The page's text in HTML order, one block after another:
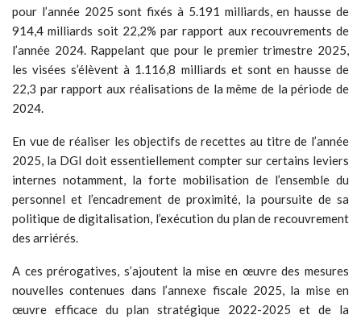
pour l’année 2025 sont fixés à 5.191 milliards, en hausse de
914,4 milliards soit 22,2% par rapport aux recouvrements de
l’année 2024. Rappelant que pour le premier trimestre 2025,
les visées s’élèvent à 1.116,8 milliards et sont en hausse de
22,3 par rapport aux réalisations de la même de la période de
2024.
En vue de réaliser les objectifs de recettes au titre de l’année
2025, la DGI doit essentiellement compter sur certains leviers
internes notamment, la forte mobilisation de l’ensemble du
personnel et l’encadrement de proximité, la poursuite de sa
politique de digitalisation, l’exécution du plan de recouvrement
des arriérés.
A ces prérogatives, s’ajoutent la mise en œuvre des mesures
nouvelles contenues dans l’annexe fiscale 2025, la mise en
œuvre efficace du plan stratégique 2022-2025 et de la